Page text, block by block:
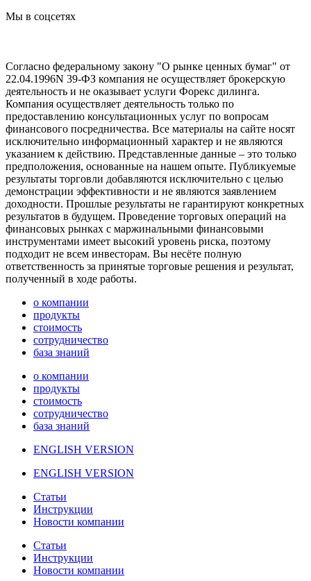
Мы в соцсетях
Согласно федеральному закону "О рынке ценных бумаг" от
22.04.1996N 39-ФЗ компания не осуществляет брокерскую
деятельность и не оказывает услуги Форекс дилинга.
Компания осуществляет деятельность только по
предоставлению консультационных услуг по вопросам
финансового посредничества. Все материалы на сайте носят
исключительно информационный характер и не являются
указанием к действию. Представленные данные – это только
предположения, основанные на нашем опыте. Публикуемые
результаты торговли добавляются исключительно с целью
демонстрации эффективности и не являются заявлением
доходности. Прошлые результаты не гарантируют конкретных
результатов в будущем. Проведение торговых операций на
финансовых рынках с маржинальными финансовыми
инструментами имеет высокий уровень риска, поэтому
подходит не всем инвесторам. Вы несёте полную
ответственность за принятые торговые решения и результат,
полученный в ходе работы.
о компании
продукты
стоимость
сотрудничество
база знаний
о компании
продукты
стоимость
сотрудничество
база знаний
ENGLISH VERSION
ENGLISH VERSION
Статьи
Инструкции
Новости компании
Статьи
Инструкции
Новости компании